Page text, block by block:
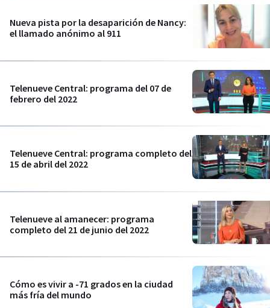
Nueva pista por la desaparición de Nancy:
el llamado anónimo al 911
Telenueve Central: programa del 07 de
febrero del 2022
Telenueve Central: programa completo del
15 de abril del 2022
Telenueve al amanecer: programa
completo del 21 de junio del 2022
Cómo es vivir a -71 grados en la ciudad
más fría del mundo